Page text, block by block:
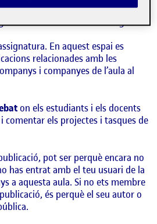
automàticament a l’Àgora.
En aquest espai es
relacionades amb les
i companyes de l’aula al
on els estudiants i els docents
comentar els projectes i tasques de
pot ser perquè encara no
has entrat amb el teu usuari de la
a aquesta aula. Si no ets membre
és perquè el seu autor o